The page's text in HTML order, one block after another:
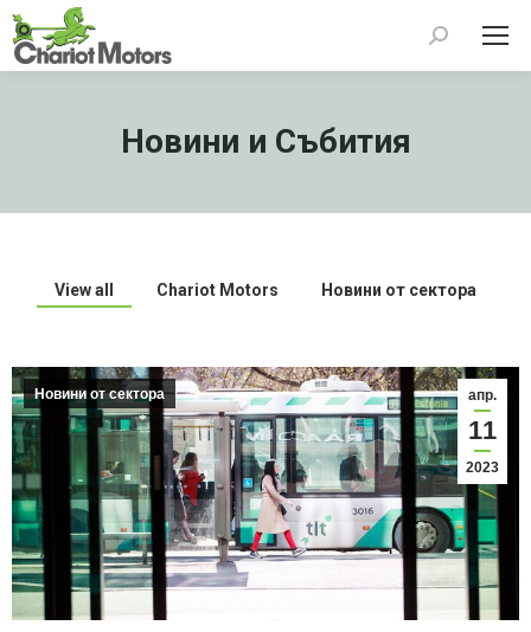
Search:
Новини и Събития
View all Chariot Motors Новини от сектора
апр.
11
2023
Новини от сектора